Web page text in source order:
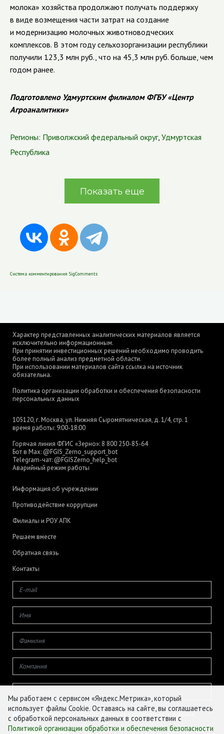
молока» хозяйства продолжают получать поддержку
в виде возмещения части затрат на создание
и модернизацию молочных животноводческих
комплексов. В этом году сельхозорганизации республики
получили 123,3 млн руб., что на 45,3 млн руб. больше, чем
годом ранее.
Подготовлено Удмуртским филиалом ФГБУ «Центр
Агроаналитики»
Регионы: Приволжский федеральный округ, Удмуртская
Республика
Показать еще
Система комментирования SigComments
Характер представленных аналитических материалов является
исключительно информационным.
При принятии инвестиционных решений необходимо проводить
более полный анализ предметной области.
При использовании материалов сайта ссылка на источник
обязательна.
Политика организации обработки и обеспечения безопасности
персональных данных
105120, г. Москва, ул. Нижняя Сыромятническая, д. 1/4, стр. 1
время работы: 9:00-18:00
Горячая линия ФГИС «Зерно»: 8 800 250-85-64
Бот в Max: @FGIS_Zerno_support_bot
Telegram-чат: @FGISZerno_help_bot
Аварийный режим работы
Информация об учреждении
Противодействие коррупции
Филиалы и РОУ АПК
Решаем вместе
Обратная связь
Контакты
Даю согласие на обработку своих персональных данных
Мы работаем с сервисом «Яндекс.Метрика», который
использует файлы Cookie. Оставаясь на сайте, вы соглашаетесь
с обработкой персональных данных в соответствии с
Политикой организации обработки и обеспечения безопасности